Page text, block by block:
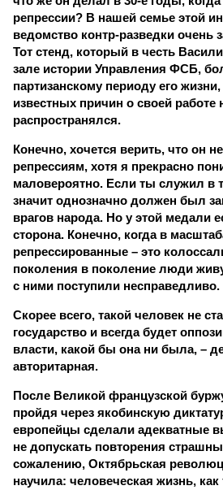
репрессии? В нашей семье этой
ведомство контр-разведки очень
Тот стенд, который в честь
зале истории Управления ФСБ,
партизанскому периоду его
известных причин о своей работе
распространялся.
Конечно, хочется верить, что он
репрессиям, хотя я прекрасно
маловероятно. Если ты служил в
значит однозначно должен был
врагов народа. Но у этой медали
сторона. Конечно, когда в
репрессированные – это
поколения в поколение люди
с ними поступили несправедливо.
Скорее всего, такой человек не
государство и всегда будет
власти, какой бы она ни была, –
авторитарная.
После Великой французской
пройдя через якобинскую
европейцы сделали адекватные
не допускать повторения
сожалению, Октябрьская
научила: человеческая жизнь, как